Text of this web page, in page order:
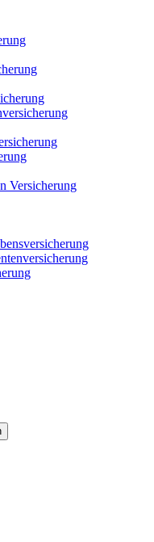
Versicherung